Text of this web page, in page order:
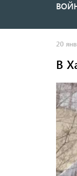
20
В